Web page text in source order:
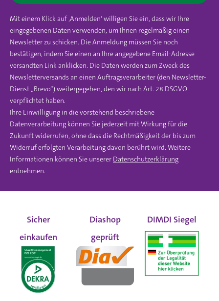
Mit einem Klick auf ‚Anmelden‘ willigen Sie ein, dass wir Ihre
eingegebenen Daten verwenden, um Ihnen regelmäßig einen
Newsletter zu schicken. Die Anmeldung müssen Sie noch
bestätigen, indem Sie einen an Ihre angegebene Email-Adresse
versandten Link anklicken. Die Daten werden zum Zweck des
Newsletterversands an einen Auftragsverarbeiter (den Newsletter-
Dienst „Brevo“) weitergegeben, den wir nach Art. 28 DSGVO
verpflichtet haben.
Ihre Einwilligung in die vorstehend beschriebene
Datenverarbeitung können Sie jederzeit mit Wirkung für die
Zukunft widerrufen, ohne dass die Rechtmäßigkeit der bis zum
Widerruf erfolgten Verarbeitung davon berührt wird. Weitere
Informationen können Sie unserer Datenschutzerklärung
entnehmen.
Sicher
einkaufen
Diashop
geprüft
DIMDI Siegel